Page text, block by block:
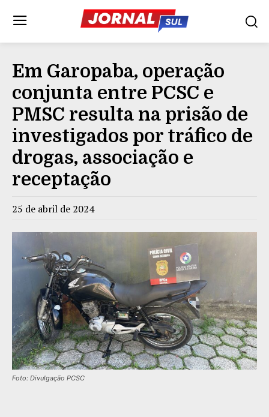
Em Garopaba, operação
conjunta entre PCSC e
PMSC resulta na prisão de
investigados por tráfico de
drogas, associação e
receptação
25 de abril de 2024
Foto: Divulgação PCSC